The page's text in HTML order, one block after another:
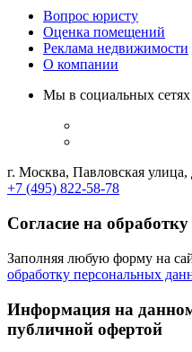
Вопрос юристу
Оценка помещений
Реклама недвижимости
О компании
Мы в социальных сетях
г. Москва, Павловская улица,
+7 (495) 822-58-78
Согласие на
Заполняя любую форму на
обработку персональных
Информация на данном
публичной офертой